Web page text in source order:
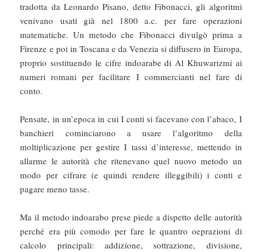
tradotta da Leonardo Pisano, detto Fibonacci, gli algoritmi
venivano usati già nel 1800 a.c. per fare operazioni
matematiche. Un metodo che Fibonacci divulgò prima a
Firenze e poi in Toscana e da Venezia si diffusero in Europa,
proprio sostituendo le cifre indoarabe di Al Khuwarizmi ai
numeri romani per facilitare I commercianti nel fare di
conto.
Pensate, in un’epoca in cui I conti si facevano con l’abaco, I
banchieri cominciarono a usare l’algoritmo della
moltiplicazione per gestire I tassi d’interesse, mettendo in
allarme le autorità che ritenevano quel nuovo metodo un
modo per cifrare (e quindi rendere illeggibili) i conti e
pagare meno tasse.
Ma il metodo indoarabo prese piede a dispetto delle autorità
perché era più comodo per fare le quantro oeprazioni di
calcolo principali: addizione, sottrazione, divisione,